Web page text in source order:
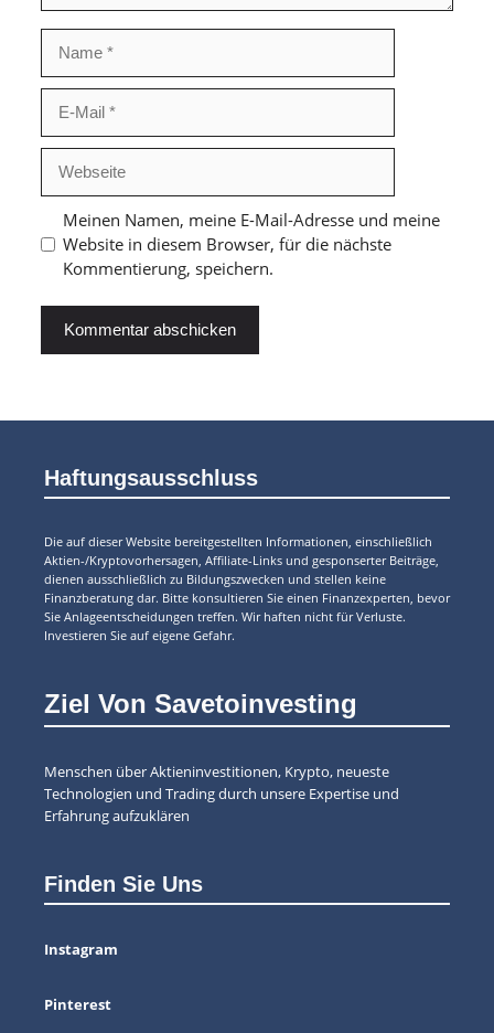
Mail
Meinen Namen, meine E-Mail-Adresse und meine
Website in diesem Browser, für die nächste
Kommentierung, speichern.
Haftungsausschluss
Die auf dieser Website bereitgestellten Informationen, einschließlich
Aktien-/Kryptovorhersagen, Affiliate-Links und gesponserter Beiträge,
dienen ausschließlich zu Bildungszwecken und stellen keine
Finanzberatung dar. Bitte konsultieren Sie einen Finanzexperten, bevor
Sie Anlageentscheidungen treffen. Wir haften nicht für Verluste.
Investieren Sie auf eigene Gefahr.
Ziel Von Savetoinvesting
Menschen über Aktieninvestitionen, Krypto, neueste
Technologien und Trading durch unsere Expertise und
Erfahrung aufzuklären
Finden Sie Uns
Instagram
Pinterest